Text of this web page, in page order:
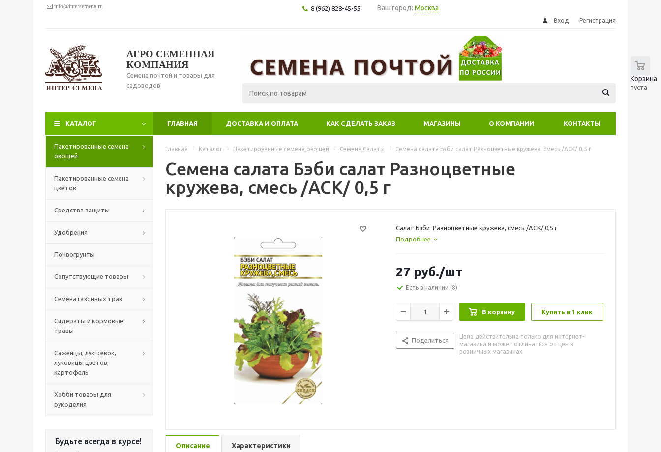
info@intersemena.ru 8 (962) 828-45-55 Ваш город: Москва
Вход Регистрация
АГРО СЕМЕННАЯ
КОМПАНИЯ
Семена почтой и товары для
садоводов
Корзина
пуста
КАТАЛОГ ГЛАВНАЯ ДОСТАВКА И ОПЛАТА КАК СДЕЛАТЬ ЗАКАЗ МАГАЗИНЫ О КОМПАНИИ КОНТАКТЫ
Пакетированные семена
овощей
Пакетированные семена
цветов
Средства защиты
Удобрения
Почвогрунты
Сопутствующие товары
Семена газонных трав
Сидераты и кормовые
травы
Саженцы, лук-севок,
луковицы цветов,
картофель
Хобби товары для
рукоделия
Будьте всегда в курсе!
Главная - Каталог - Пакетированные семена овощей - Семена Салаты - Семена салата Бэби салат Разноцветные кружева, смесь /АСК/ 0,5 г
Семена салата Бэби салат Разноцветные
кружева, смесь /АСК/ 0,5 г
Салат Бэби Разноцветные кружева, смесь /АСК/ 0,5 г
Подробнее
27 руб./шт
Есть в наличии (8)
В корзину Купить в 1 клик
Поделиться
Цена действительна только для интернет-
магазина и может отличаться от цен в
розничных магазинах
Описание Характеристики